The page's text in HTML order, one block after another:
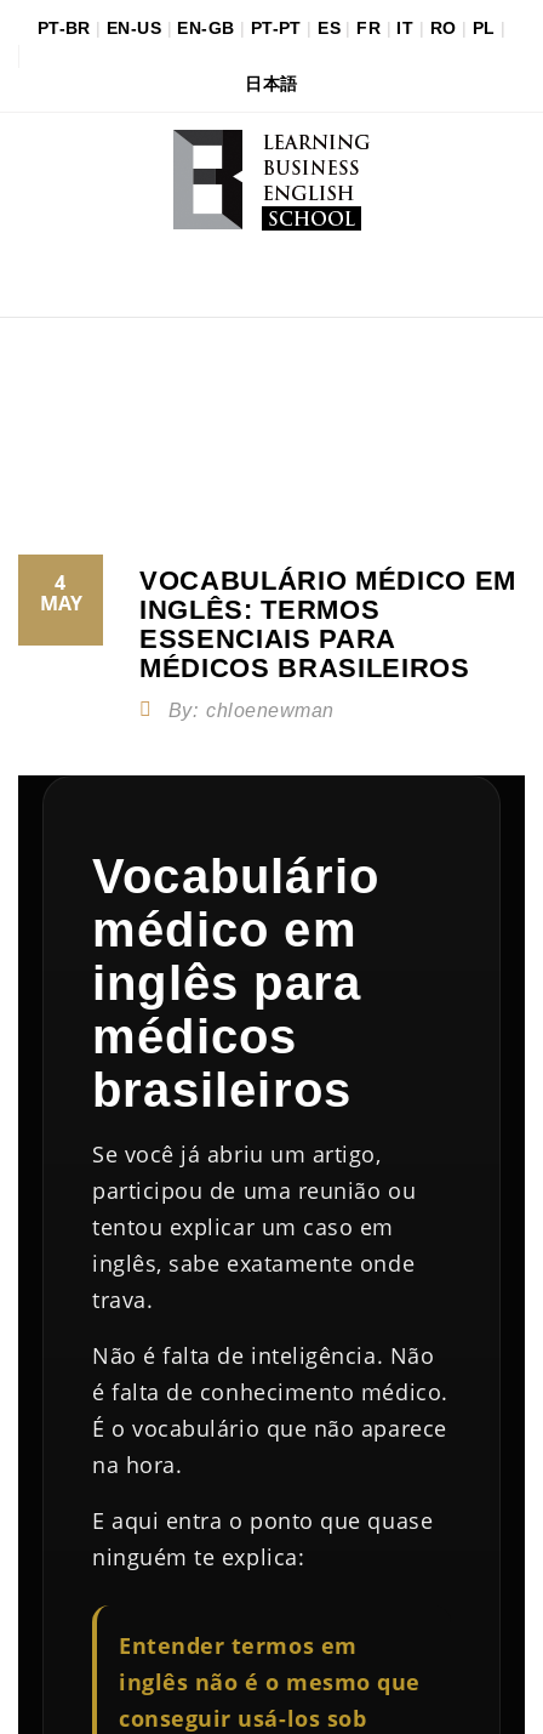
PT-BR | EN-US | EN-GB | PT-PT | ES | FR | IT | RO | PL |
日本語
4
MAY
VOCABULÁRIO MÉDICO EM
INGLÊS: TERMOS
ESSENCIAIS PARA
MÉDICOS BRASILEIROS
By: chloenewman
Vocabulário
médico em
inglês para
médicos
brasileiros
Se você já abriu um artigo,
participou de uma reunião ou
tentou explicar um caso em
inglês, sabe exatamente onde
trava.
Não é falta de inteligência. Não
é falta de conhecimento médico.
É o vocabulário que não aparece
na hora.
E aqui entra o ponto que quase
ninguém te explica:
Entender termos em
inglês não é o mesmo que
conseguir usá-los sob